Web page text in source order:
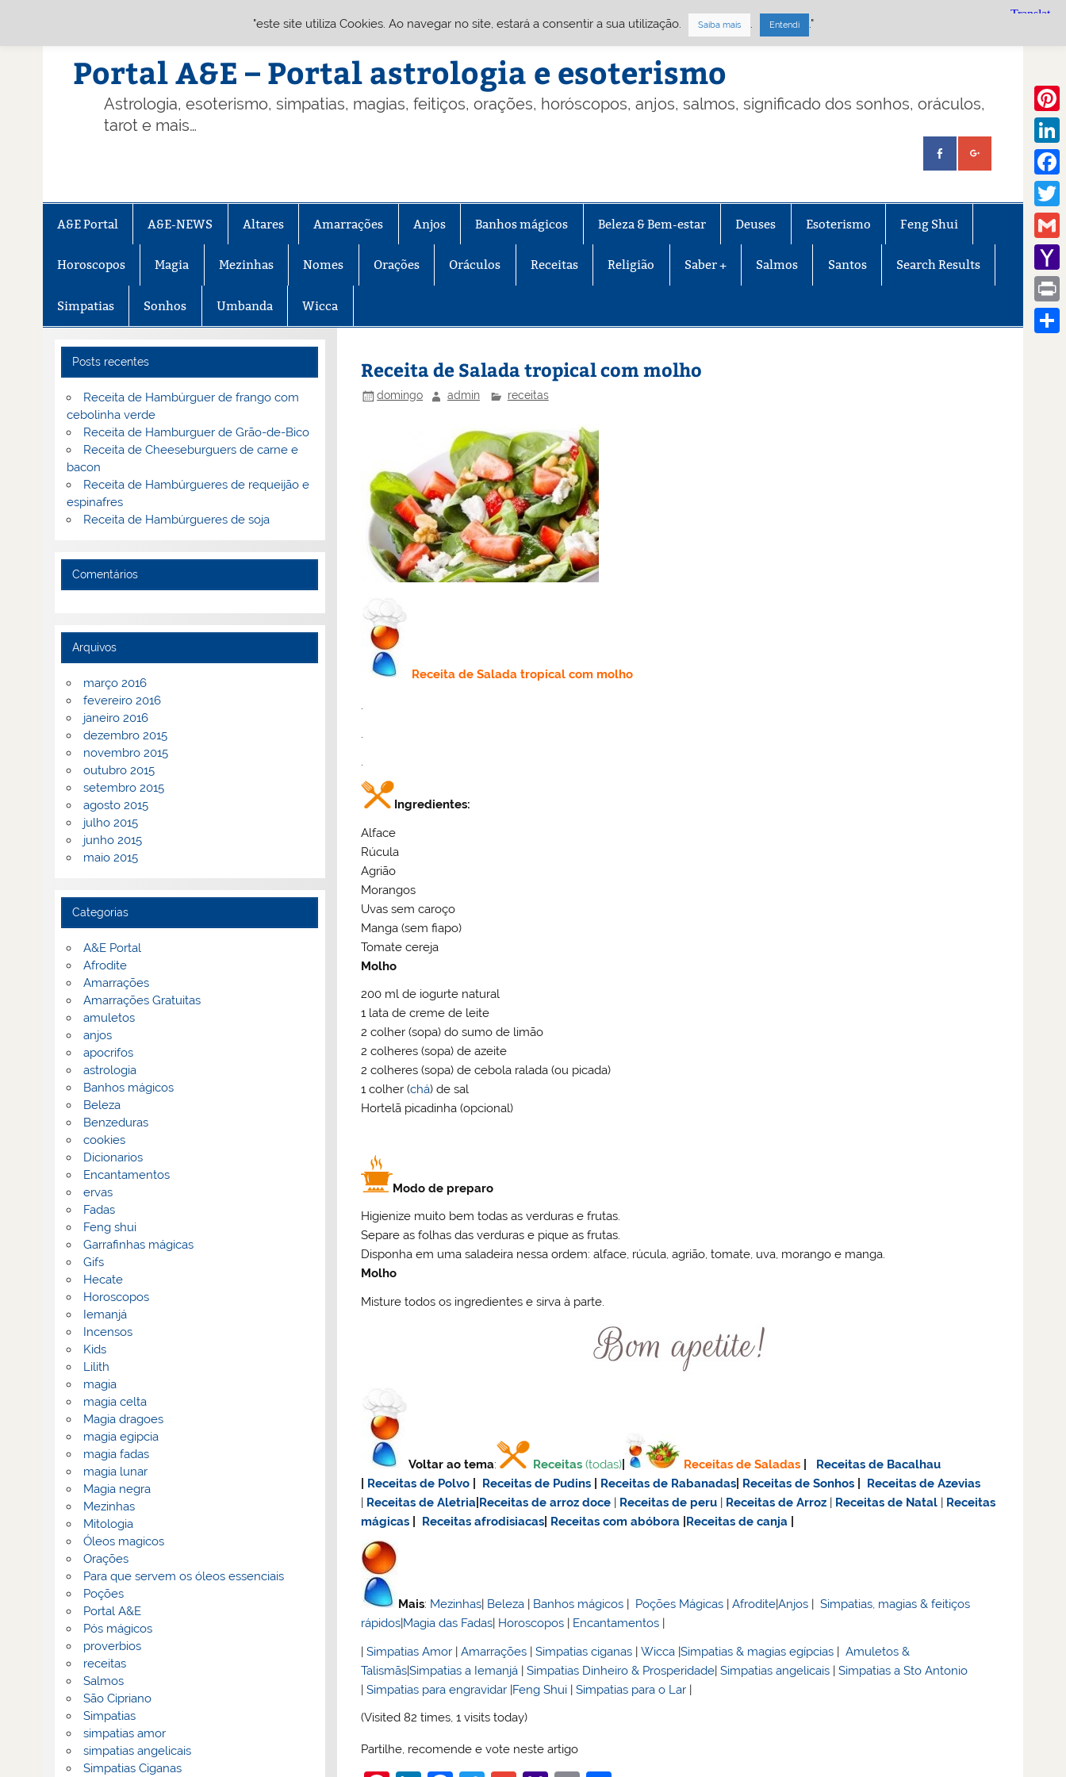
Portal A&E – Portal astrologia e esoterismo
Astrologia, esoterismo, simpatias, magias, feitiços, orações, horóscopos, anjos, salmos, significado dos sonhos, oráculos,
tarot e mais…
A&E Portal A&E-NEWS Altares Amarrações Anjos Banhos mágicos Beleza & Bem-estar Deuses Esoterismo Feng Shui
Horoscopos Magia Mezinhas Nomes Orações Oráculos Receitas Religião Saber + Salmos Santos Search Results
Simpatias Sonhos Umbanda Wicca
Receita de Salada tropical com molho
domingo admin receitas
Receitade Salada tropical com molho
.
.
Ingredientes:
Alface
Rúcula
Agrião
Morangos
Uvas sem caroço
Manga (sem fiapo)
Tomate cereja
Molho
200 ml de iogurte natural
1 lata de creme de leite
2 colher (sopa) do sumo de limão
2 colheres (sopa) de azeite
2 colheres (sopa) de cebola ralada (ou picada)
1 colher (chá) de sal
Hortelã picadinha (opcional)
Modo de preparo
Higienize muito bem todas as verduras e frutas.
Separe as folhas das verduras e pique as frutas.
Disponha em uma saladeira nessa ordem: alface, rúcula, agrião, tomate, uva, morango e manga.
Molho
Misture todos os ingredientes e sirva à parte.
Voltar ao tema: Receitas (todas) Receitas de Saladas
Receitas de Bacalhau
Receitas de Polvo Receitas de Pudins Receitas de Rabanadas Receitas de Sonhos
Receitas de Azevias
| Receitas de Aletria Receitas dearroz doce | Receitas de peru | Receitas de Arroz | Receitas de Natal | Receitas
mágicas
Receitas afrodisiacas Receitas com abóbora Receitas de canja
Mais: Mezinhas Beleza Banhos mágicos Poções Mágicas |Afrodite|Anjos |Simpatias, magias & feitiços
rápidos Magia das Fadas Horoscopos Encantamentos
|Simpatias Amor |Amarrações |Simpatias ciganas |Wicca |Simpatias & magias egípcias |Amuletos &
Talismãs|Simpatias a Iemanjá |Simpatias Dinheiro & Prosperidade|Simpatias angelicais |Simpatias a Sto Antonio
|Simpatias para engravidar |Feng Shui |Simpatias para o Lar |
(Visited 82 times, 1 visits today)
Partilhe, recomende e vote neste artigo
Posts recentes
Receita de Hambúrguer de frango com
cebolinha verde
Receita de Hamburguer de Grão-de-Bico
Receita de Cheeseburguers de carne e
bacon
Receita de Hambúrgueres de requeijão e
espinafres
Receita de Hambúrgueres de soja
Comentários
Arquivos
março 2016
fevereiro 2016
janeiro 2016
dezembro 2015
novembro 2015
outubro 2015
setembro 2015
agosto 2015
julho 2015
junho 2015
maio 2015
Categorias
A&E Portal
Afrodite
Amarrações
Amarrações Gratuitas
amuletos
anjos
apocrifos
astrologia
Banhos mágicos
Beleza
Benzeduras
cookies
Dicionarios
Encantamentos
ervas
Fadas
Feng shui
Garrafinhas mágicas
Gifs
Hecate
Horoscopos
Iemanjá
Incensos
Kids
Lilith
magia
magia celta
Magia dragoes
magia egipcia
magia fadas
magia lunar
Magia negra
Mezinhas
Mitologia
Óleos magicos
Orações
Para que servem os óleos essenciais
Poções
Portal A&E
Pós mágicos
proverbios
receitas
Salmos
São Cipriano
Simpatias
simpatias amor
simpatias angelicais
Simpatias Ciganas
Gmail
Mail
Print
"este site utiliza Cookies. Ao navegar no site, estará a consentir a sua utilização. Saiba mais . Entendi ."